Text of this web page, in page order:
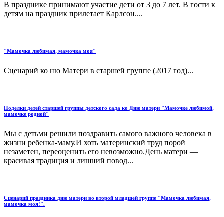
В празднике принимают участие дети от 3 до 7 лет. В гости к
детям на праздник прилетает Карлсон....
"Мамочка любимая, мамочка моя"
Сценарий ко ню Матери в старшей группе (2017 год)...
Поделки детей старшей группы детского сада ко Дню матери "Мамочке любимой,
мамочке родной"
Мы с детьми решили поздравить самого важного человека в
жизни ребенка-маму.И хоть материнский труд порой
незаметен, переоценить его невозможно.День матери —
красивая традиция и лишний повод...
Сценарий праздника дню матери во второй младшей группе "Мамочка любимая,
мамочка моя!".